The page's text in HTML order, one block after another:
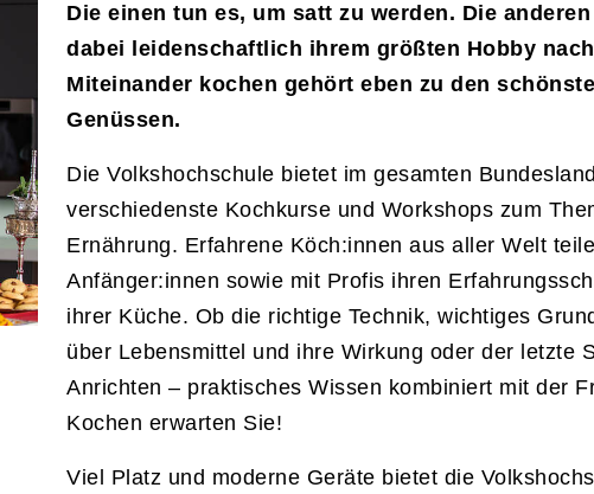
Die einen tun es, um satt zu werden. Die
dabei leidenschaftlich ihrem größten Hobby
Miteinander kochen gehört eben zu den
Genüssen.
Die Volkshochschule bietet im gesamten Bundesland
verschiedenste Kochkurse und Workshops zum
Ernährung. Erfahrene Köch:innen aus aller Welt
Anfänger:innen sowie mit Profis ihren
ihrer Küche. Ob die richtige Technik, wichtiges
über Lebensmittel und ihre Wirkung oder der letzte
Anrichten – praktisches Wissen kombiniert mit der
Kochen erwarten Sie!
Viel Platz und moderne Geräte bietet die